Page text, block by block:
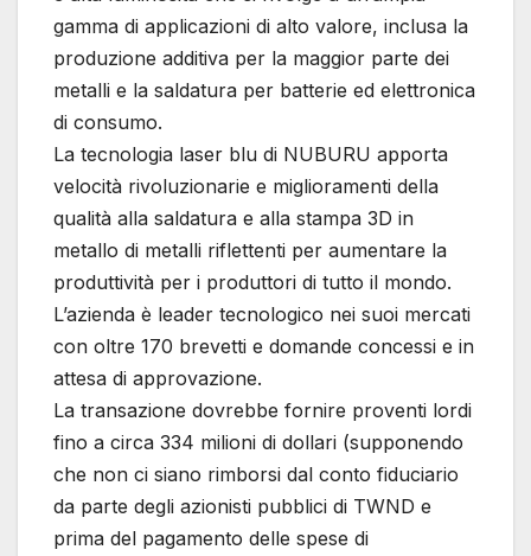
gamma di applicazioni di alto valore, inclusa la
produzione additiva per la maggior parte dei
metalli e la saldatura per batterie ed elettronica
di consumo.
La tecnologia laser blu di NUBURU apporta
velocità rivoluzionarie e miglioramenti della
qualità alla saldatura e alla stampa 3D in
metallo di metalli riflettenti per aumentare la
produttività per i produttori di tutto il mondo.
L’azienda è leader tecnologico nei suoi mercati
con oltre 170 brevetti e domande concessi e in
attesa di approvazione.
La transazione dovrebbe fornire proventi lordi
fino a circa 334 milioni di dollari (supponendo
che non ci siano rimborsi dal conto fiduciario
da parte degli azionisti pubblici di TWND e
prima del pagamento delle spese di